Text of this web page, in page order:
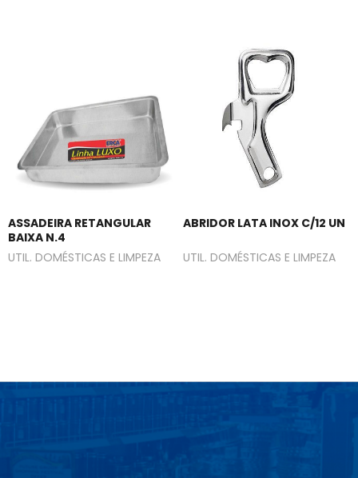
ASSADEIRA RETANGULAR
BAIXA N.4
UTIL. DOMÉSTICAS E LIMPEZA
ABRIDOR LATA INOX C/12 UN
UTIL. DOMÉSTICAS E LIMPEZA